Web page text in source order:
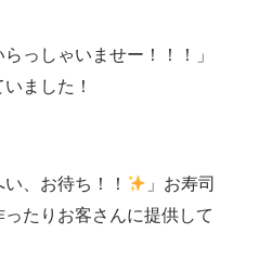
っしゃいませー！！！」
ました！
、お待ち！！
」お寿司
たりお客さんに提供して